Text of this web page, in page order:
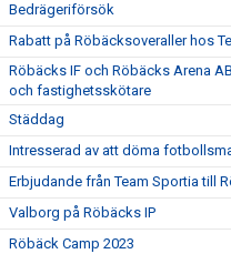
Bedrägeriförsök
Rabatt på Röbäcksoveraller hos
Röbäcks IF och Röbäcks Arena
och fastighetsskötare
Städdag
Intresserad av att döma
Erbjudande från Team Sportia till
Valborg på Röbäcks IP
Röbäck Camp 2023